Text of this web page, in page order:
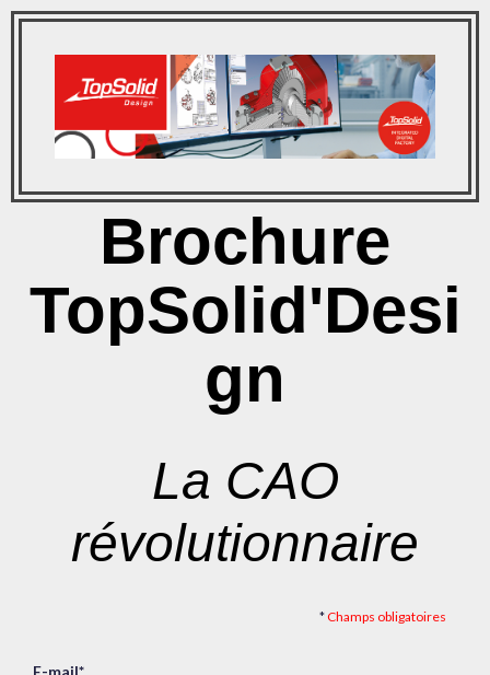
Brochure
TopSolid'Desi
gn
La CAO
révolutionnaire
*Champs obligatoires
E-mail*